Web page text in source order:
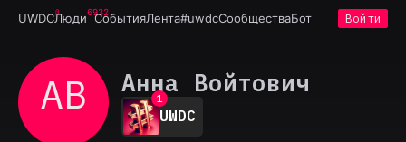
UWDCЛюди6932
СобытияЛента#uwdcСообществаБот Войти
АВ Анна Войтович
0
1
2
3
UWDC